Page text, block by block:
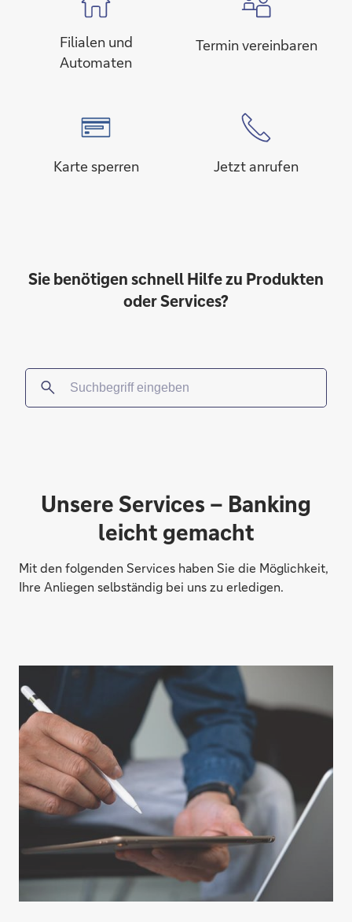
Filialen und
Automaten
Termin vereinbaren
Karte sperren Jetzt anrufen
Sie benötigen schnell Hilfe zu Produkten
oder Services?
Unsere Services – Banking
leicht gemacht
Mit den folgenden Services haben Sie die Möglichkeit,
Ihre Anliegen selbständig bei uns zu erledigen.